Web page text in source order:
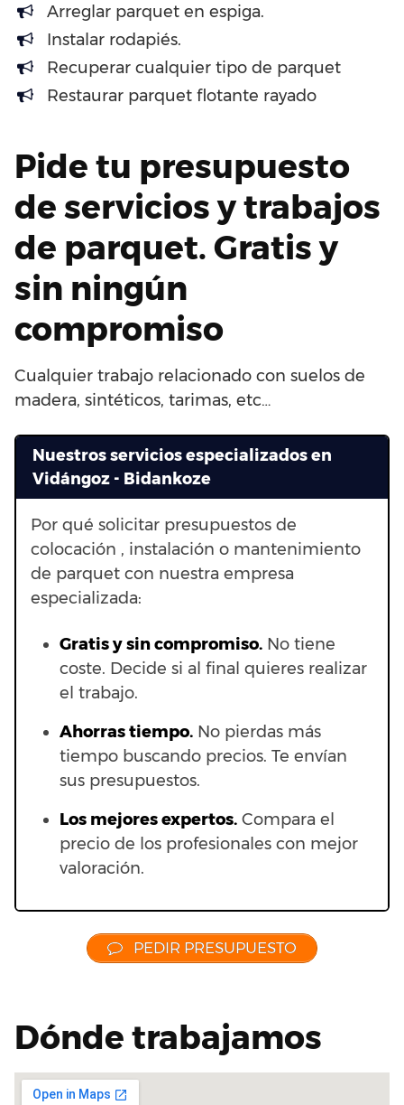
Arreglar parquet en espiga.
Instalar rodapiés.
Recuperar cualquier tipo de parquet
Restaurar parquet flotante rayado
Pide tu presupuesto
de servicios y trabajos
de parquet. Gratis y
sin ningún
compromiso
Cualquier trabajo relacionado con suelos de
madera, sintéticos, tarimas, etc…
Nuestros servicios especializados en
Vidángoz - Bidankoze
Por qué solicitar presupuestos de
colocación , instalación o mantenimiento
de parquet con nuestra empresa
especializada:
Gratis y sin compromiso. No tiene
coste. Decide si al final quieres realizar
el trabajo.
Ahorras tiempo. No pierdas más
tiempo buscando precios. Te envían
sus presupuestos.
Los mejores expertos. Compara el
precio de los profesionales con mejor
valoración.
PEDIR PRESUPUESTO
Dónde trabajamos